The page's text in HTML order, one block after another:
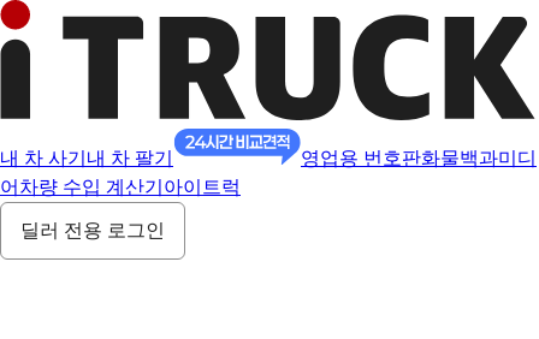
내 차 사기 내 차 팔기 영업용 번호판화물백과미디
어 차량 수입 계산기 아이트럭
딜러 전용 로그인